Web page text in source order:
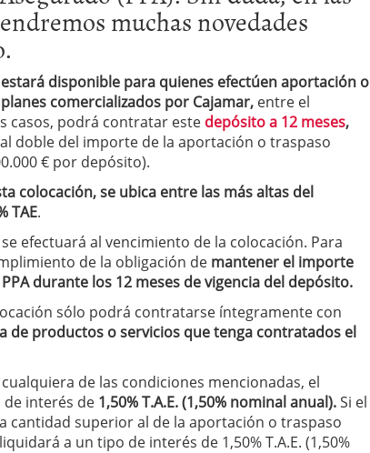
09/01/2026 muchas novedades
estará disponible para quienes efectúen aportación o
comercializados por Cajamar, entre el
casos, podrá contratar este depósito a 12 meses,
doble del importe de la aportación o traspaso
€ por depósito).
colocación, se ubica entre las más altas del
TAE.
efectuará al vencimiento de la colocación. Para
de la obligación de mantener el importe
durante los 12 meses de vigencia del depósito.
sólo podrá contratarse íntegramente con
de productos o servicios que tenga contratados el
de las condiciones mencionadas, el
interés de 1,50% T.A.E. (1,50% nominal anual).Si el
cantidad superior al de la aportación o traspaso
a un tipo de interés de 1,50% T.A.E. (1,50%